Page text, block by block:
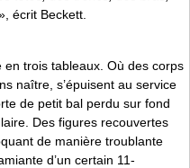
écrit Beckett.
trois tableaux. Où des corps
naître, s’épuisent au service
de petit bal perdu sur fond
Des figures recouvertes
de manière troublante
d’un certain 11-